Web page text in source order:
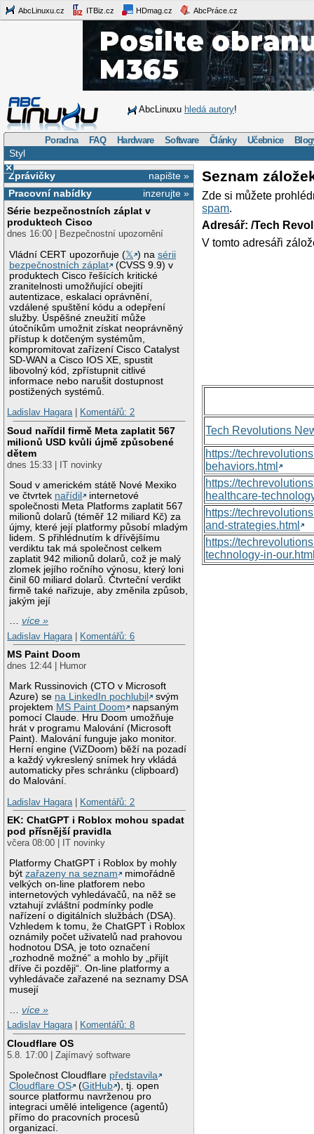
AbcLinuxu.cz ITBiz.cz HDmag.cz AbcPráce.cz
AbcLinuxu hledá autory!
Poradna FAQ Hardware Software Články Učebnice
Styl
×
napište »
Zprávičky
inzerujte »
Pracovní nabídky
Série bezpečnostních záplat v
produktech Cisco
dnes 16:00 | Bezpečnostní upozornění
Vládní CERT upozorňuje (𝕏 ) nasérii
bezpečnostních záplat
(CVSS 9.9) v
produktech Cisco řešících kritické
zranitelnosti umožňující obejití
autentizace, eskalaci oprávnění,
vzdálené spuštění kódu a odepření
služby. Úspěšné zneužití může
útočníkům umožnit získat neoprávněný
přístup k dotčeným systémům,
kompromitovat zařízení Cisco Catalyst
SD-WAN a Cisco IOS XE, spustit
libovolný kód, zpřístupnit citlivé
informace nebo narušit dostupnost
postižených systémů.
Ladislav Hagara| Komentářů: 2
Soud nařídil firmě Meta zaplatit 567
milionů USD kvůli újmě způsobené
dětem
dnes 15:33 | IT novinky
Soud v americkém státě Nové Mexiko
ve čtvrtek nařídil
internetové
společnosti Meta Platforms zaplatit 567
milionů dolarů (téměř 12 miliard Kč) za
újmy, které její platformy působí mladým
lidem. S přihlédnutím k dřívějšímu
verdiktu tak má společnost celkem
zaplatit 942 milionů dolarů, což je malý
zlomek jejího ročního výnosu, který loni
činil 60 miliard dolarů. Čtvrteční verdikt
firmě také nařizuje, aby změnila způsob,
jakým její
…více »
Ladislav Hagara
Komentářů: 6
MS Paint Doom
dnes 12:44 | Humor
Mark Russinovich (CTO v Microsoft
Azure) se na LinkedIn pochlubil
svým
projektem MS Paint Doom
napsaným
pomocí Claude. Hru Doom umožňuje
hrát v programu Malování (Microsoft
Paint). Malování funguje jako monitor.
Herní engine (ViZDoom) běží na pozadí
a každý vykreslený snímek hry vkládá
automaticky přes schránku (clipboard)
do Malování.
Ladislav Hagara
Komentářů: 2
EK: ChatGPT i Roblox mohou spadat
pod přísnější pravidla
včera 08:00 | IT novinky
Platformy ChatGPT i Roblox by mohly
býtzařazeny na seznam
mimořádně
velkých on-line platforem nebo
internetových vyhledávačů, na něž se
vztahují zvláštní podmínky podle
nařízení o digitálních službách (DSA).
Vzhledem k tomu, že ChatGPT i Roblox
oznámily počet uživatelů nad prahovou
hodnotou DSA, je toto označení
„rozhodně možné“ a mohlo by „přijít
dříve či později“. On-line platformy a
vyhledávače zařazené na seznamy DSA
musejí
…více »
Ladislav Hagara| Komentářů: 8
Cloudflare OS
5.8. 17:00 | Zajímavý software
Společnost Cloudflare představila
Cloudflare OS
(GitHub ), tj. open
source platformu navrženou pro
integraci umělé inteligence (agentů)
přímo do pracovních procesů
organizací.
Seznam
Zde si můžete
spam.
Adresář: /Tech
V tomto adresáři
Tech Revolutions
https://
behaviors.html
https://
healthcare-
https://
and-strategies.html
https://
technology-in-